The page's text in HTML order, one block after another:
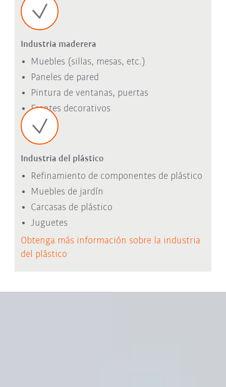
Industria maderera
Muebles (sillas, mesas, etc.)
Paneles de pared
Pintura de ventanas, puertas
Frentes decorativos
Industria del plástico
Refinamiento de componentes de plástico
Muebles de jardín
Carcasas de plástico
Juguetes
Obtenga más información sobre la industria
del plástico